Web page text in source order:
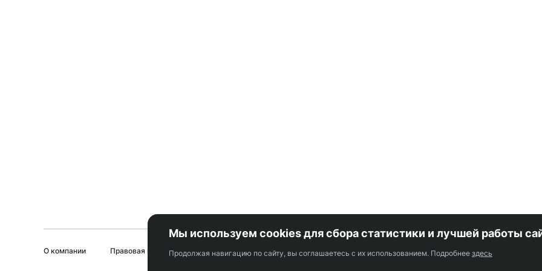
О компании Правовая информация Юридическим лицам
Мы используем cookies для сбора статистики и лучшей работы
Продолжая навигацию по сайту, вы соглашаетесь с их использованием. Подробнее здесь